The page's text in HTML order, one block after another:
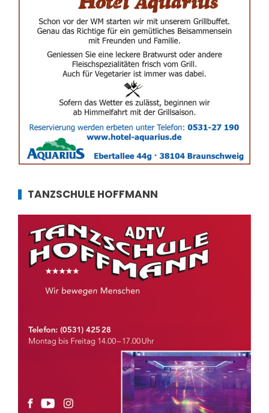
TANZSCHULE HOFFMANN